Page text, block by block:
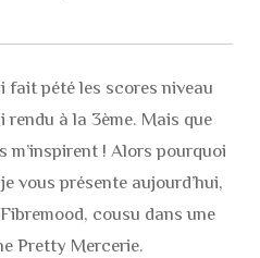
fait pété les scores niveau
rendu à la 3ème. Mais que
m’inspirent ! Alors pourquoi
vous présente aujourd’hui,
cousu dans une
Pretty Mercerie.